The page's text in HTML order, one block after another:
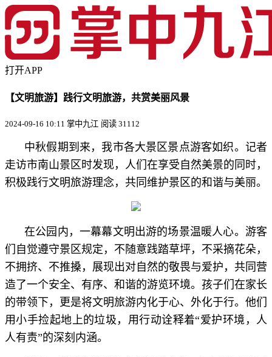
打开APP
【文明旅游】践行文明旅游，共赏美丽风景
2024-09-16 10:11 掌中九江 阅读 31112
中秋假期到来，我市各大景区景点游客如织。记者
走访市南山景区时发现，人们在享受自然美景的同时，
积极践行文明旅游理念，共同维护景区的和谐与美丽。
在公园内，一幕幕文明出游的场景温暖人心。游客
们自觉遵守景区规定，不随意践踏草坪，不采摘花朵，
不拥挤、不推搡，展现出对自然的敬畏与爱护，共同营
造了一个安全、有序、和谐的游览环境。孩子们在家长
的带领下，更是将文明旅游内化于心、外化于行。他们
用小手捡起地上的垃圾，用行动诠释着“爱护环境，人
人有责”的深刻内涵。